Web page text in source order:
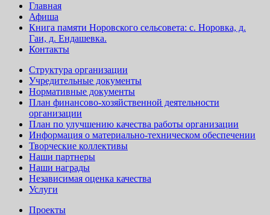
Главная
Афиша
Книга памяти Норовского сельсовета: с. Норовка, д.
Гаи, д. Ендашевка.
Контакты
Структура организации
Учредительные документы
Нормативные документы
План финансово-хозяйственной деятельности
организации
План по улучшению качества работы организации
Информация о материально-техническом обеспечении
Творческие коллективы
Наши партнеры
Наши награды
Независимая оценка качества
Услуги
Проекты